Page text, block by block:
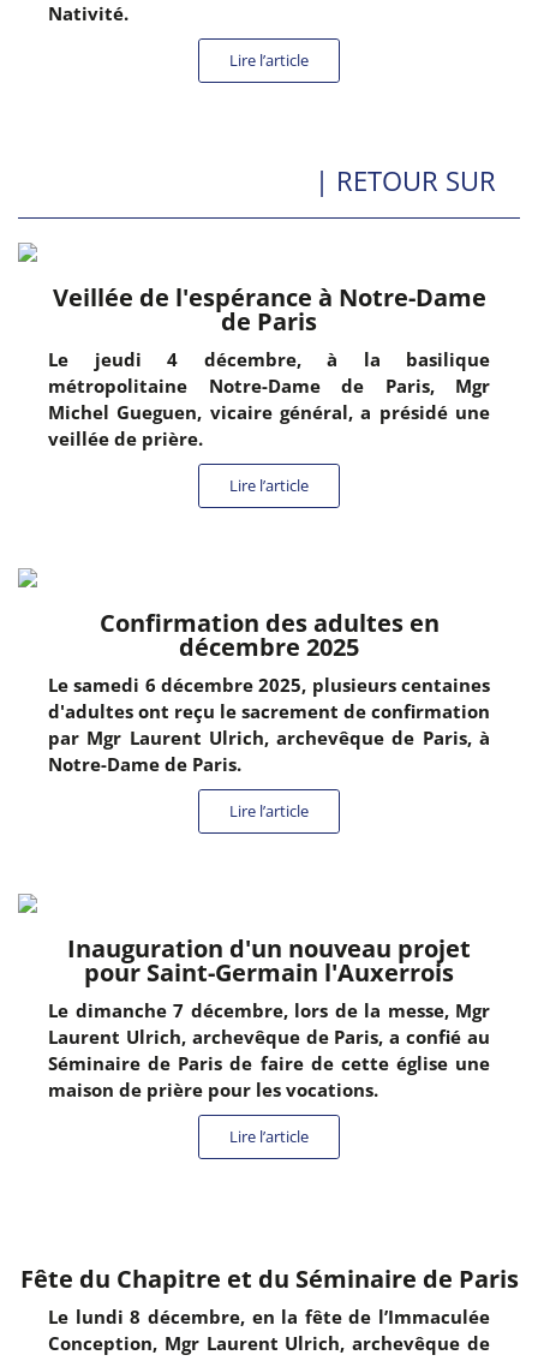
Nativité.
Lire l’article
| RETOUR SUR
Veillée de l'espérance à Notre-Dame
de Paris
Le jeudi 4 décembre, à la basilique
métropolitaine Notre-Dame de Paris, Mgr
Michel Gueguen, vicaire général, a présidé une
veillée de prière.
Lire l’article
Confirmation des adultes en
décembre 2025
Le samedi 6 décembre 2025, plusieurs centaines
d'adultes ont reçu le sacrement de confirmation
par Mgr Laurent Ulrich, archevêque de Paris, à
Notre-Dame de Paris.
Lire l’article
Inauguration d'un nouveau projet
pour Saint-Germain l'Auxerrois
Le dimanche 7 décembre, lors de la messe, Mgr
Laurent Ulrich, archevêque de Paris, a confié au
Séminaire de Paris de faire de cette église une
maison de prière pour les vocations.
Lire l’article
Fête du Chapitre et du Séminaire de Paris
Le lundi 8 décembre, en la fête de l’Immaculée
Conception, Mgr Laurent Ulrich, archevêque de